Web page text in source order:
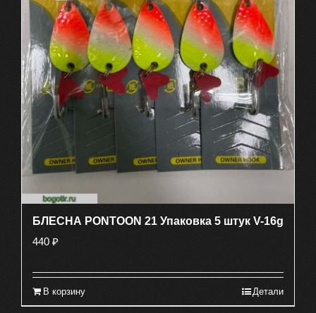
БЛЕСНА PONTOON 21 Упаковка 5 штук V-16g
440 ₽
В корзину Детали